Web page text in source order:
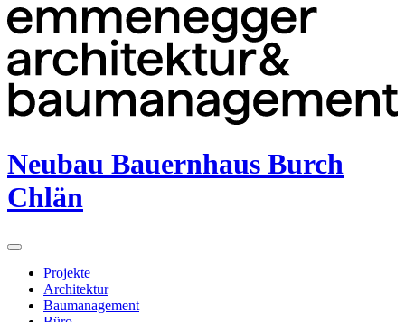
Neubau Bauernhaus Burch
Chlän
Projekte
Architektur
Baumanagement